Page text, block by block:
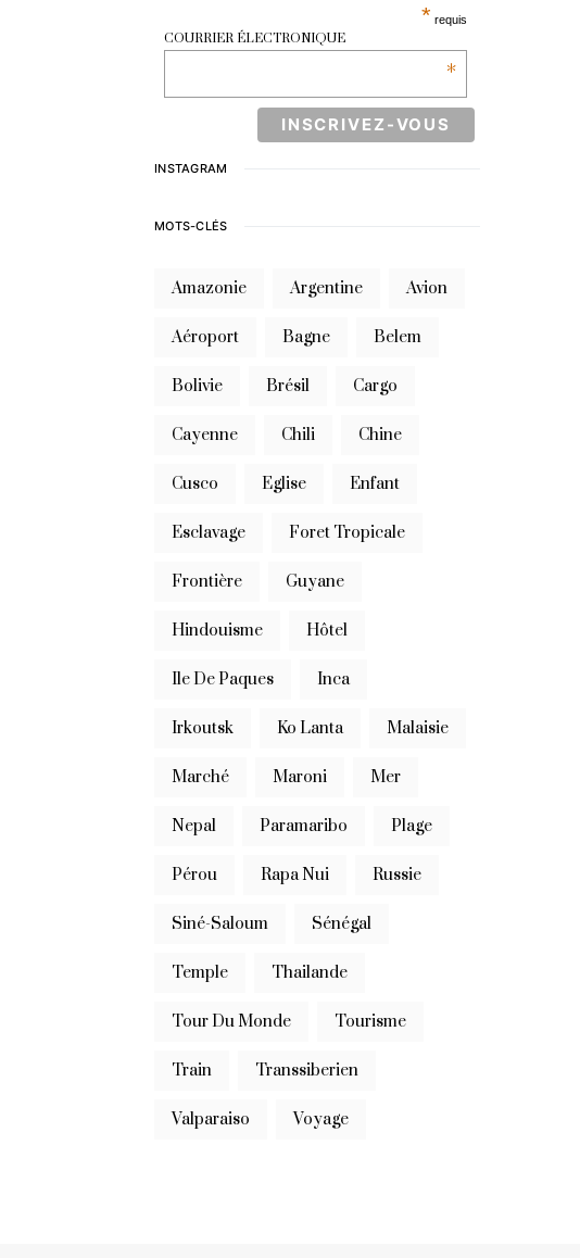
* requis
COURRIER ÉLECTRONIQUE
*
INSTAGRAM
MOTS-CLÉS
Amazonie Argentine Avion
Aéroport Bagne Belem
Bolivie Brésil Cargo
Cayenne Chili Chine
Cusco Eglise Enfant
Esclavage Foret Tropicale
Frontière Guyane
Hindouisme Hôtel
Ile De Paques Inca
Irkoutsk Ko Lanta Malaisie
Marché Maroni Mer
Nepal Paramaribo Plage
Pérou Rapa Nui Russie
Siné-Saloum Sénégal
Temple Thailande
Tour Du Monde Tourisme
Train Transsiberien
Valparaiso Voyage